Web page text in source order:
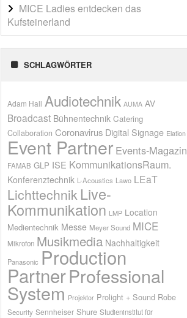
MICE Ladies entdecken das
Kufsteinerland
SCHLAGWÖRTER
Adam Hall Audiotechnik AUMA AV
Broadcast Bühnentechnik Catering
Collaboration Coronavirus Digital Signage Elation
Event Partner Events-Magazin
FAMAB GLP ISE KommunikationsRaum.
Konferenztechnik L-Acoustics Lawo LEaT
Lichttechnik Live-
Kommunikation LMP Location
Medientechnik Messe Meyer Sound MICE
Mikrofon Musikmedia Nachhaltigkeit
Panasonic Production
PartnerProfessional
System Projektor Prolight + Sound Robe
Security Sennheiser Shure Studieninstitut für